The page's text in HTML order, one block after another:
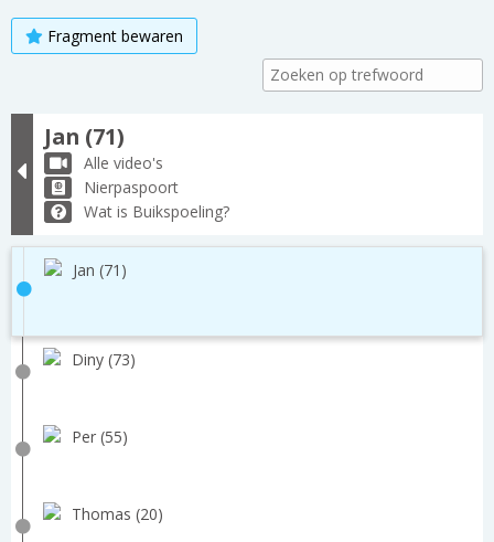
Fragment bewaren
Jan (71)
Alle video's
Nierpaspoort
Wat is Buikspoeling?
Jan (71)
Diny (73)
Per (55)
Thomas (20)